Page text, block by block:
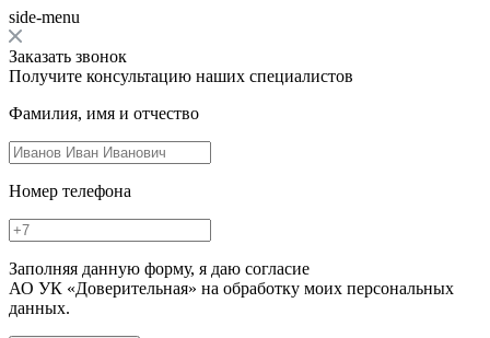
side-menu
Заказать звонок
Получите консультацию наших специалистов
Фамилия, имя и отчество
Номер телефона
Заполняя данную форму, я даю согласие
АО УК «Доверительная» на обработку моих персональных
данных.